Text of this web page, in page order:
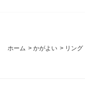
ホーム > かがよい > リング